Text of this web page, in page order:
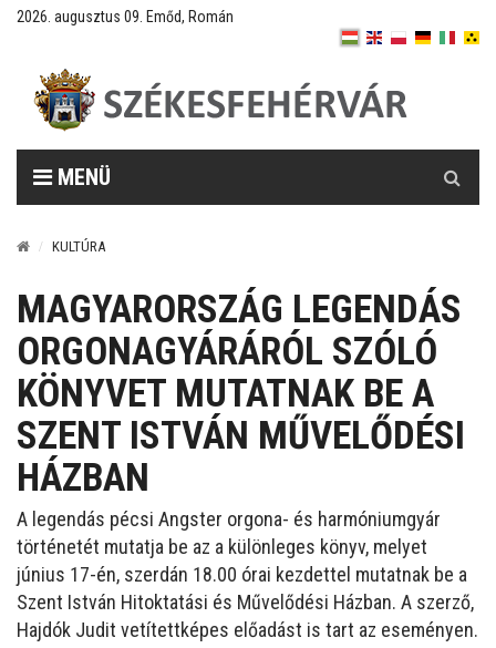
2026. augusztus 09. Emőd, Román
MENÜ
KULTÚRA
MAGYARORSZÁG LEGENDÁS
ORGONAGYÁRÁRÓL SZÓLÓ
KÖNYVET MUTATNAK BE A
SZENT ISTVÁN MŰVELŐDÉSI
HÁZBAN
A legendás pécsi Angster orgona- és harmóniumgyár
történetét mutatja be az a különleges könyv, melyet
június 17-én, szerdán 18.00 órai kezdettel mutatnak be a
Szent István Hitoktatási és Művelődési Házban. A szerző,
Hajdók Judit vetítettképes előadást is tart az eseményen.